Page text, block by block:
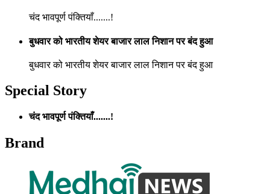
चंद भावपूर्ण पंक्तियाँ.......!
बुधवार को भारतीय शेयर बाजार लाल निशान पर बंद हुआ
बुधवार को भारतीय शेयर बाजार लाल निशान पर बंद हुआ
Special Story
चंद भावपूर्ण पंक्तियाँ.......!
Brand